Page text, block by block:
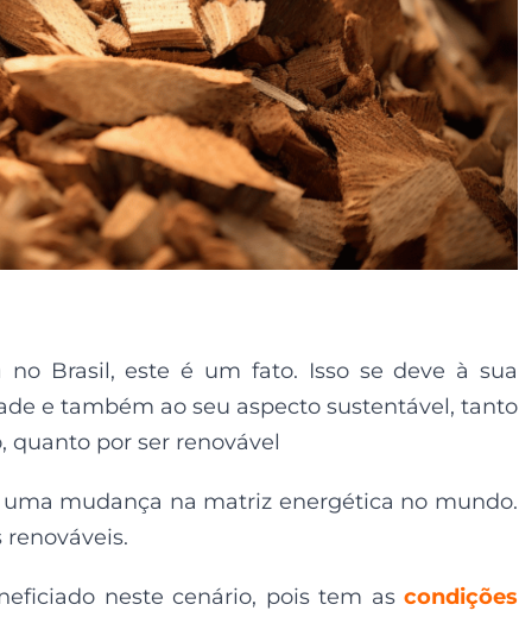
Brasil, este é um fato. Isso se deve à sua
e também ao seu aspecto sustentável, tanto
quanto por ser renovável
mudança na matriz energética no mundo.
neste cenário, pois tem as condições